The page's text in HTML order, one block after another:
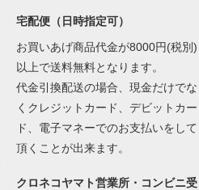
宅配便（日時指定可）
お買いあげ商品代金が8000円(税別)
以上で送料無料となります。
代金引換配送の場合、現金だけでな
くクレジットカード、デビットカー
ド、電子マネーでのお支払いをして
頂くことが出来ます。
クロネコヤマト営業所・コンビニ受